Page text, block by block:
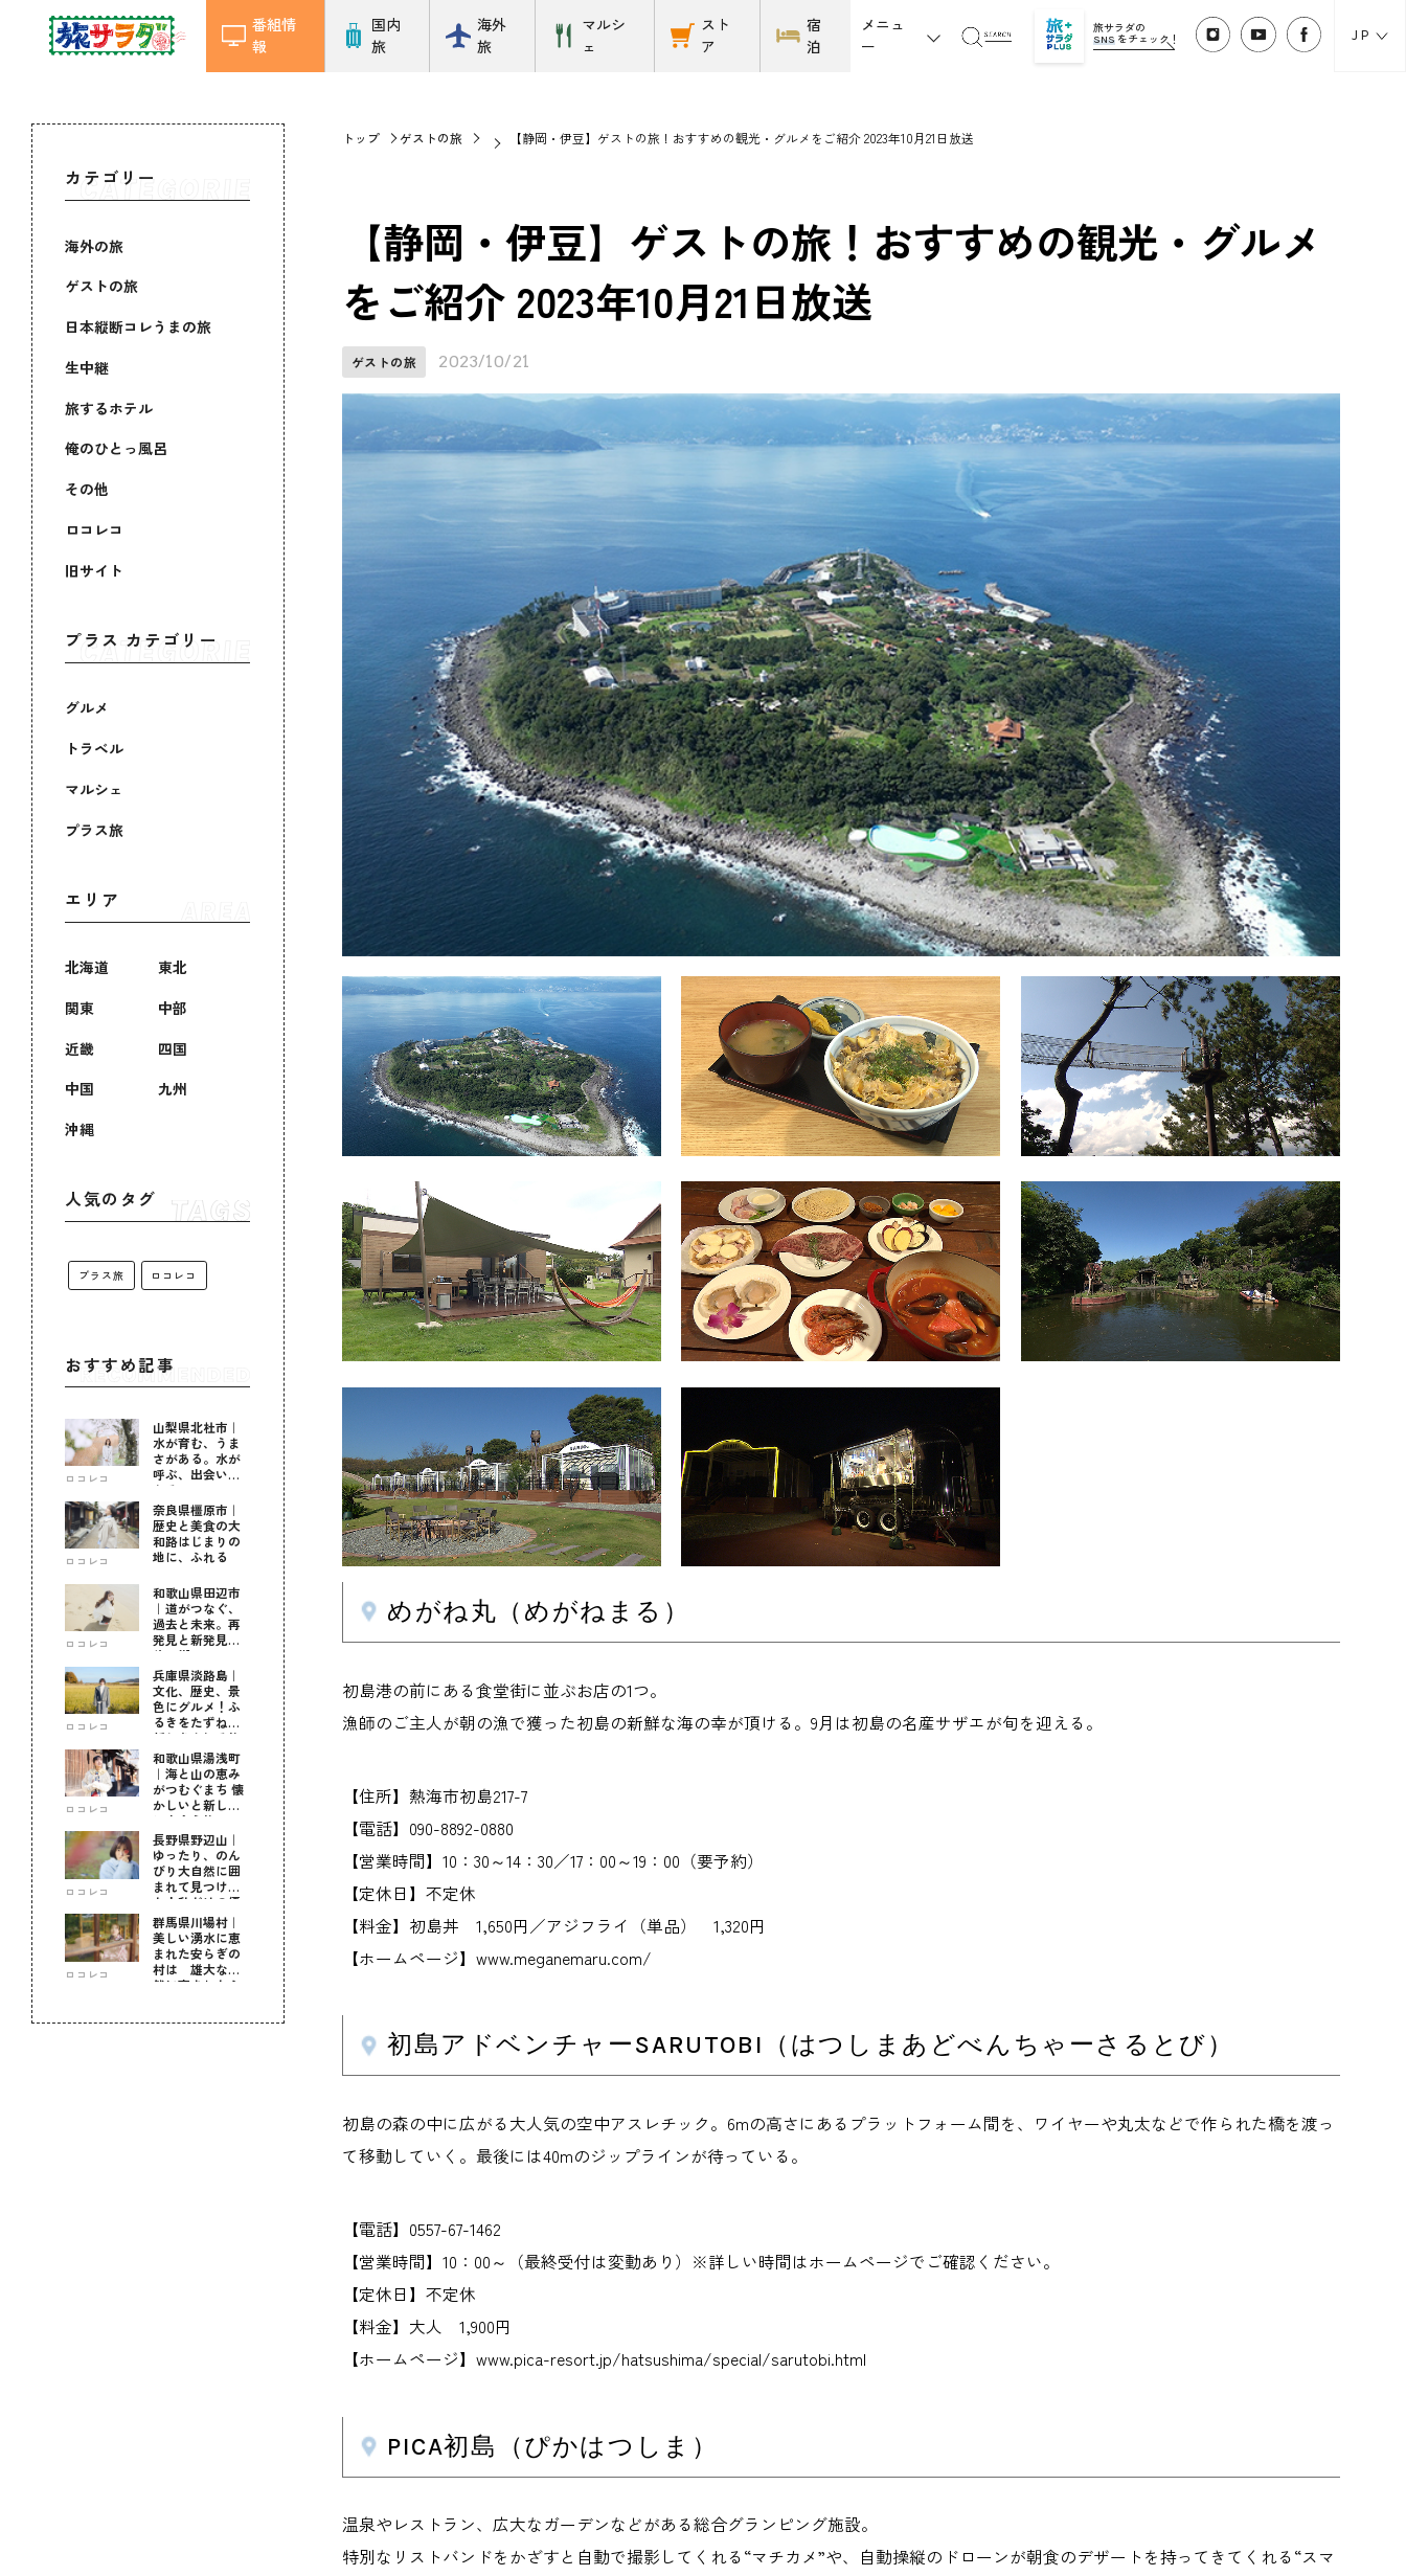
番組情
報
国内
旅
海外
旅
マルシ
ェ
スト
ア
宿
泊
メニュ
ー
旅サラダの
SNS をチェック！ JP
カテゴリー
海外の旅
ゲストの旅
日本縦断コレうまの旅
生中継
旅するホテル
俺のひとっ風呂
その他
ロコレコ
旧サイト
プラス カテゴリー
グルメ
トラベル
マルシェ
プラス旅
エリア
北海道
東北
関東
中部
近畿
四国
中国
九州
沖縄
人気のタグ
プラス旅 ロコレコ
おすすめ記事
ロコレコ
山梨県北杜市｜
水が育む、うま
さがある。水が
呼ぶ、出会いが
ある。
ロコレコ
奈良県橿原市｜
歴史と美食の大
和路はじまりの
地に、ふれる
ロコレコ
和歌山県田辺市
｜道がつなぐ、
過去と未来。再
発見と新発見の
待つ街へ
ロコレコ
兵庫県淡路島｜
文化、歴史、景
色にグルメ！ふ
るきをたずねて
新しきを知る旅
ロコレコ
和歌山県湯浅町
｜海と山の恵み
がつむぐまち 懐
かしいと新しい
に出会う旅
ロコレコ
長野県野辺山｜
ゆったり、のん
びり大自然に囲
まれて見つけ
た！私だけの優
しい自分時間
ロコレコ
群馬県川場村｜
美しい湧水に恵
まれた安らぎの
村は 雄大な自
然に育まれた心
トップ ゲストの旅 【静岡・伊豆】ゲストの旅！おすすめの観光・グルメをご紹介 2023年10月21日放送
【静岡・伊豆】ゲストの旅！おすすめの観光・グルメ
をご紹介 2023年10月21日放送
ゲストの旅 2023/10/21
めがね丸（めがねまる）
初島港の前にある食堂街に並ぶお店の1つ。
漁師のご主人が朝の漁で獲った初島の新鮮な海の幸が頂ける。9月は初島の名産サザエが旬を迎える。
【住所】熱海市初島217-7
【電話】090-8892-0880
【営業時間】10：30～14：30／17：00～19：00（要予約）
【定休日】不定休
【料金】初島丼 1,650円／アジフライ（単品） 1,320円
【ホームページ】www.meganemaru.com/
初島アドベンチャーSARUTOBI（はつしまあどべんちゃーさるとび）
初島の森の中に広がる大人気の空中アスレチック。6mの高さにあるプラットフォーム間を、ワイヤーや丸太などで作られた橋を渡っ
て移動していく。最後には40mのジップラインが待っている。
【電話】0557-67-1462
【営業時間】10：00～（最終受付は変動あり）※詳しい時間はホームページでご確認ください。
【定休日】不定休
【料金】大人 1,900円
【ホームページ】www.pica-resort.jp/hatsushima/special/sarutobi.html
PICA初島（ぴかはつしま）
温泉やレストラン、広大なガーデンなどがある総合グランピング施設。
特別なリストバンドをかざすと自動で撮影してくれる“マチカメ”や、自動操縦のドローンが朝食のデザートを持ってきてくれる“スマ